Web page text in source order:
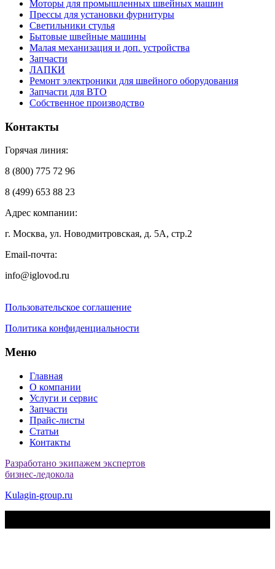
Моторы для промышленных швейных машин
Прессы для установки фурнитуры
Светильники стулья
Бытовые швейные машины
Малая механизация и доп. устройства
Запчасти
ЛАПКИ
Ремонт электроники для швейного оборудования
Запчасти для ВТО
Собственное производство
Контакты
Горячая линия:
8 (800) 775 72 96
8 (499) 653 88 23
Адрес компании:
г. Москва, ул. Новодмитровская, д. 5А, стр.2
Email-почта:
info@iglovod.ru
Пользовательское соглашение
Политика конфиденциальности
Меню
Главная
О компании
Услуги и сервис
Запчасти
Прайс-листы
Статьи
Контакты
Разработано экипажем экспертов
бизнес-ледокола
Kulagin-group.ru